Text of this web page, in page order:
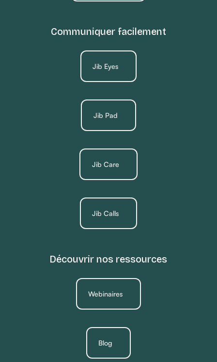
Communiquer facilement
Jib Eyes
Jib Pad
Jib Care
Jib Calls
Découvrir nos ressources
Webinaires
Blog